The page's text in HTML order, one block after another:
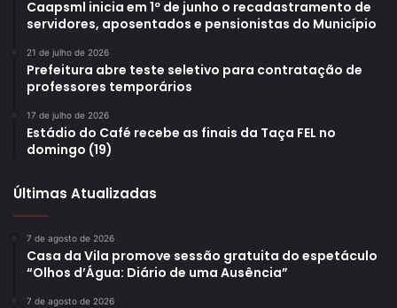
Caapsml inicia em 1º de junho o recadastramento de
servidores, aposentados e pensionistas do Município
21 de julho de 2026
Prefeitura abre teste seletivo para contratação de
professores temporários
17 de julho de 2026
Estádio do Café recebe as finais da Taça FEL no
domingo (19)
Últimas Atualizadas
7 de agosto de 2026
Casa da Vila promove sessão gratuita do espetáculo
“Olhos d’Água: Diário de uma Ausência”
7 de agosto de 2026